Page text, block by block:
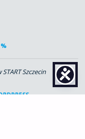
Szczecin